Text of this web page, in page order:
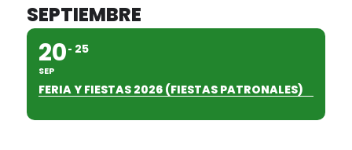
SEPTIEMBRE
20
SEP
25
FERIA Y FIESTAS 2026 (FIESTAS PATRONALES)